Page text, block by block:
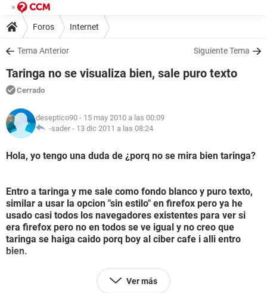
Foros Internet
Tema Anterior Siguiente Tema
Taringa no se visualiza bien, sale puro texto
Cerrado
deseptico90 - 15 may 2010 a las 00:09
-sader - 13 dic 2011 a las 08:24
Hola, yo tengo una duda de ¿porq no se mira bien taringa?
Entro a taringa y me sale como fondo blanco y puro texto,
similar a usar la opcion "sin estilo" en firefox pero ya he
usado casi todos los navegadores existentes para ver si
era firefox pero no en todos se ve igual y no creo que
taringa se haiga caido porq boy al ciber cafe i alli entro
bien.
me han dicho que podria ser el proxi pero si es el proxi
tengo una pregunta ¿que hago con el proxi? lo desinstalo lo
Ver más